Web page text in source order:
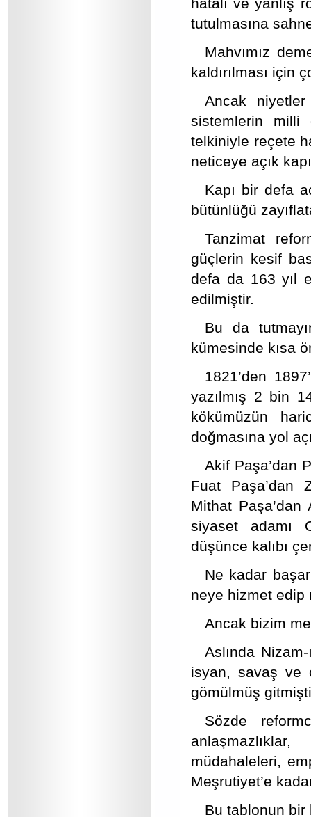
tutulmasına
Mahvımız
kaldırılması için
Ancak
sistemlerin milli
telkiniyle reçete
neticeye açık
Kapı bir defa
bütünlüğü
Tanzimat
güçlerin kesif
defa da 163 yıl
edilmiştir.
Bu da
kümesinde kısa
1821’den
yazılmış 2 bin
kökümüzün
doğmasına yol
Akif Paşa’dan
Fuat Paşa’dan
Mithat
siyaset adamı
düşünce kalıbı
Ne kadar
neye hizmet edip
Ancak bizim
Aslında
isyan, savaş ve
gömülmüş
Sözde
müdahaleleri,
Meşrutiyet’e
Bu tablonun